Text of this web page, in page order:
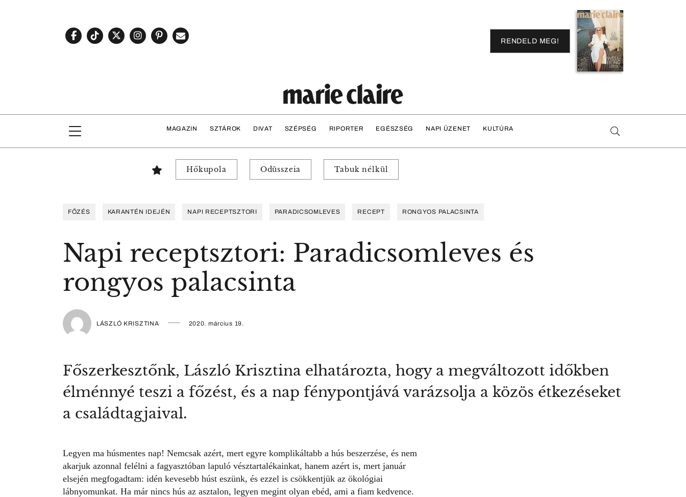
RENDELD MEG!
MAGAZIN SZTÁROK DIVAT SZÉPSÉG RIPORTER EGÉSZSÉG NAPI ÜZENET KULTÚRA
Hőkupola Odüsszeia Tabuk nélkül
FŐZÉS KARANTÉN IDEJÉN NAPI RECEPTSZTORI PARADICSOMLEVES RECEPT RONGYOS PALACSINTA
Napi receptsztori: Paradicsomleves és
rongyos palacsinta
LÁSZLÓ KRISZTINA 2020. március 19.
Főszerkesztőnk, László Krisztina elhatározta, hogy a megváltozott időkben
élménnyé teszi a főzést, és a nap fénypontjává varázsolja a közös étkezéseket
a családtagjaival.
Legyen ma húsmentes nap! Nemcsak azért, mert egyre komplikáltabb a hús beszerzése, és nem
akarjuk azonnal felélni a fagyasztóban lapuló vésztartalékainkat, hanem azért is, mert január
elsején megfogadtam: idén kevesebb húst eszünk, és ezzel is csökkentjük az ökológiai
lábnyomunkat. Ha már nincs hús az asztalon, legyen megint olyan ebéd, ami a fiam kedvence.